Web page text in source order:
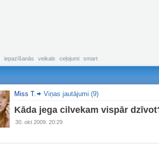
iepazīšanās veikals ceļojumi smart
Miss T. Viņas jautājumi (9)
Kāda jega cilvekam vispār
30. okt 2009. 20:29